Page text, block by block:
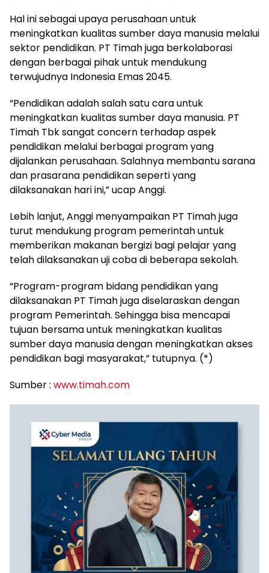
Hal ini sebagai upaya perusahaan untuk
meningkatkan kualitas sumber daya manusia melalui
sektor pendidikan. PT Timah juga berkolaborasi
dengan berbagai pihak untuk mendukung
terwujudnya Indonesia Emas 2045.
“Pendidikan adalah salah satu cara untuk
meningkatkan kualitas sumber daya manusia. PT
Timah Tbk sangat concern terhadap aspek
pendidikan melalui berbagai program yang
dijalankan perusahaan. Salahnya membantu sarana
dan prasarana pendidikan seperti yang
dilaksanakan hari ini,” ucap Anggi.
Lebih lanjut, Anggi menyampaikan PT Timah juga
turut mendukung program pemerintah untuk
memberikan makanan bergizi bagi pelajar yang
telah dilaksanakan uji coba di beberapa sekolah.
“Program-program bidang pendidikan yang
dilaksanakan PT Timah juga diselaraskan dengan
program Pemerintah. Sehingga bisa mencapai
tujuan bersama untuk meningkatkan kualitas
sumber daya manusia dengan meningkatkan akses
pendidikan bagi masyarakat,” tutupnya. (*)
Sumber : www.timah.com